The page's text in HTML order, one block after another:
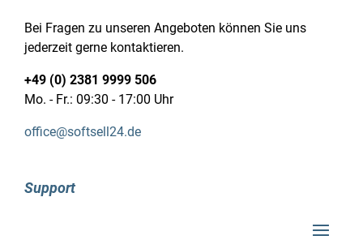
die einführung von office 2021 macht
skype überflüssig.
vorherigen versionen die software „skype“ für
microsoft office, dem professional plus 2021,
Bei Fragen zu unseren Angeboten können Sie uns
jederzeit gerne kontaktieren.
+49 (0) 2381 9999 506
Mo. - Fr.: 09:30 - 17:00 Uhr
office@softsell24.de
Support